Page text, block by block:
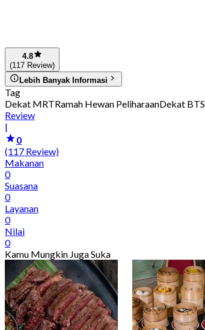
4.8
(117 Review)
Lebih Banyak Informasi
Tag
Dekat MRTRamah Hewan PeliharaanDekat BTS
Review
|
0
(117 Review)
Makanan
0
Suasana
0
Layanan
0
Nilai
0
Kamu Mungkin Juga Suka